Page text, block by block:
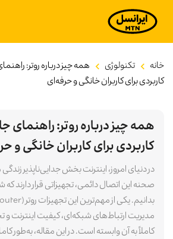
بلاگ
برنامه‌های کاربردی
سرگرمی
توسعه فردی
خانه تکنولوژی
همه چیز درباره روتر:
کاربردی برای کاربران خانگی و حرفه‌ای
همه چیز درباره روتر:
کاربردی برای کاربران خانگی و
در دنیای امروز، اینترنت بخش جدایی‌ناپذیر
صحنه این اتصال دائمی، تجهیزاتی قرار دارند که
مدیریت ارتباط‌های شبکه‌ای، کیفیت اینترنت و
کاملاً به آن وابسته است. در این مقاله، به‌طور